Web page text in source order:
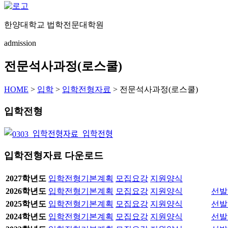
한양대학교 법학전문대학원
admission
전문석사과정(로스쿨)
HOME > 입학 > 입학전형자료 > 전문석사과정(로스쿨)
입학전형
입학전형자료 다운로드
2027학년도 입학전형기본계획 모집요강 지원양식
2026학년도 입학전형기본계획 모집요강 지원양식
선
2025학년도 입학전형기본계획 모집요강 지원양식
선
2024학년도 입학전형기본계획 모집요강 지원양식
선